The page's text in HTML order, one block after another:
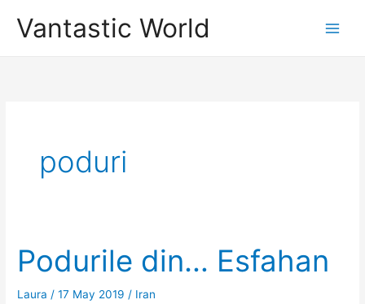
Vantastic World
poduri
Podurile din… Esfahan
Laura /17 May 2019 / Iran